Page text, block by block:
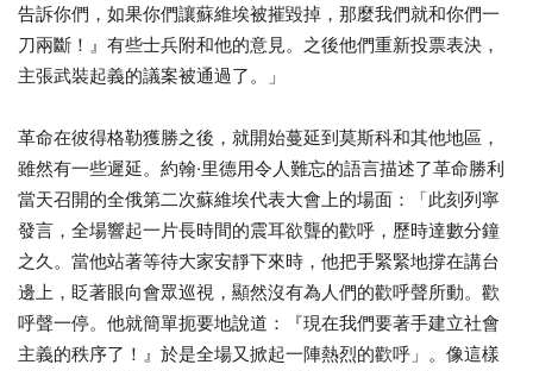
告訴你們，如果你們讓蘇維埃被摧毀掉，那麼我們就和你們一
刀兩斷！』有些士兵附和他的意見。之後他們重新投票表決，
主張武裝起義的議案被通過了。」
革命在彼得格勒獲勝之後，就開始蔓延到莫斯科和其他地區，
雖然有一些遲延。約翰·里德用令人難忘的語言描述了革命勝利
當天召開的全俄第二次蘇維埃代表大會上的場面：「此刻列寧
發言，全場響起一片長時間的震耳欲聾的歡呼，歷時達數分鐘
之久。當他站著等待大家安靜下來時，他把手緊緊地撐在講台
邊上，眨著眼向會眾巡視，顯然沒有為人們的歡呼聲所動。歡
呼聲一停。他就簡單扼要地說道：『現在我們要著手建立社會
主義的秩序了！』於是全場又掀起一陣熱烈的歡呼」。像這樣